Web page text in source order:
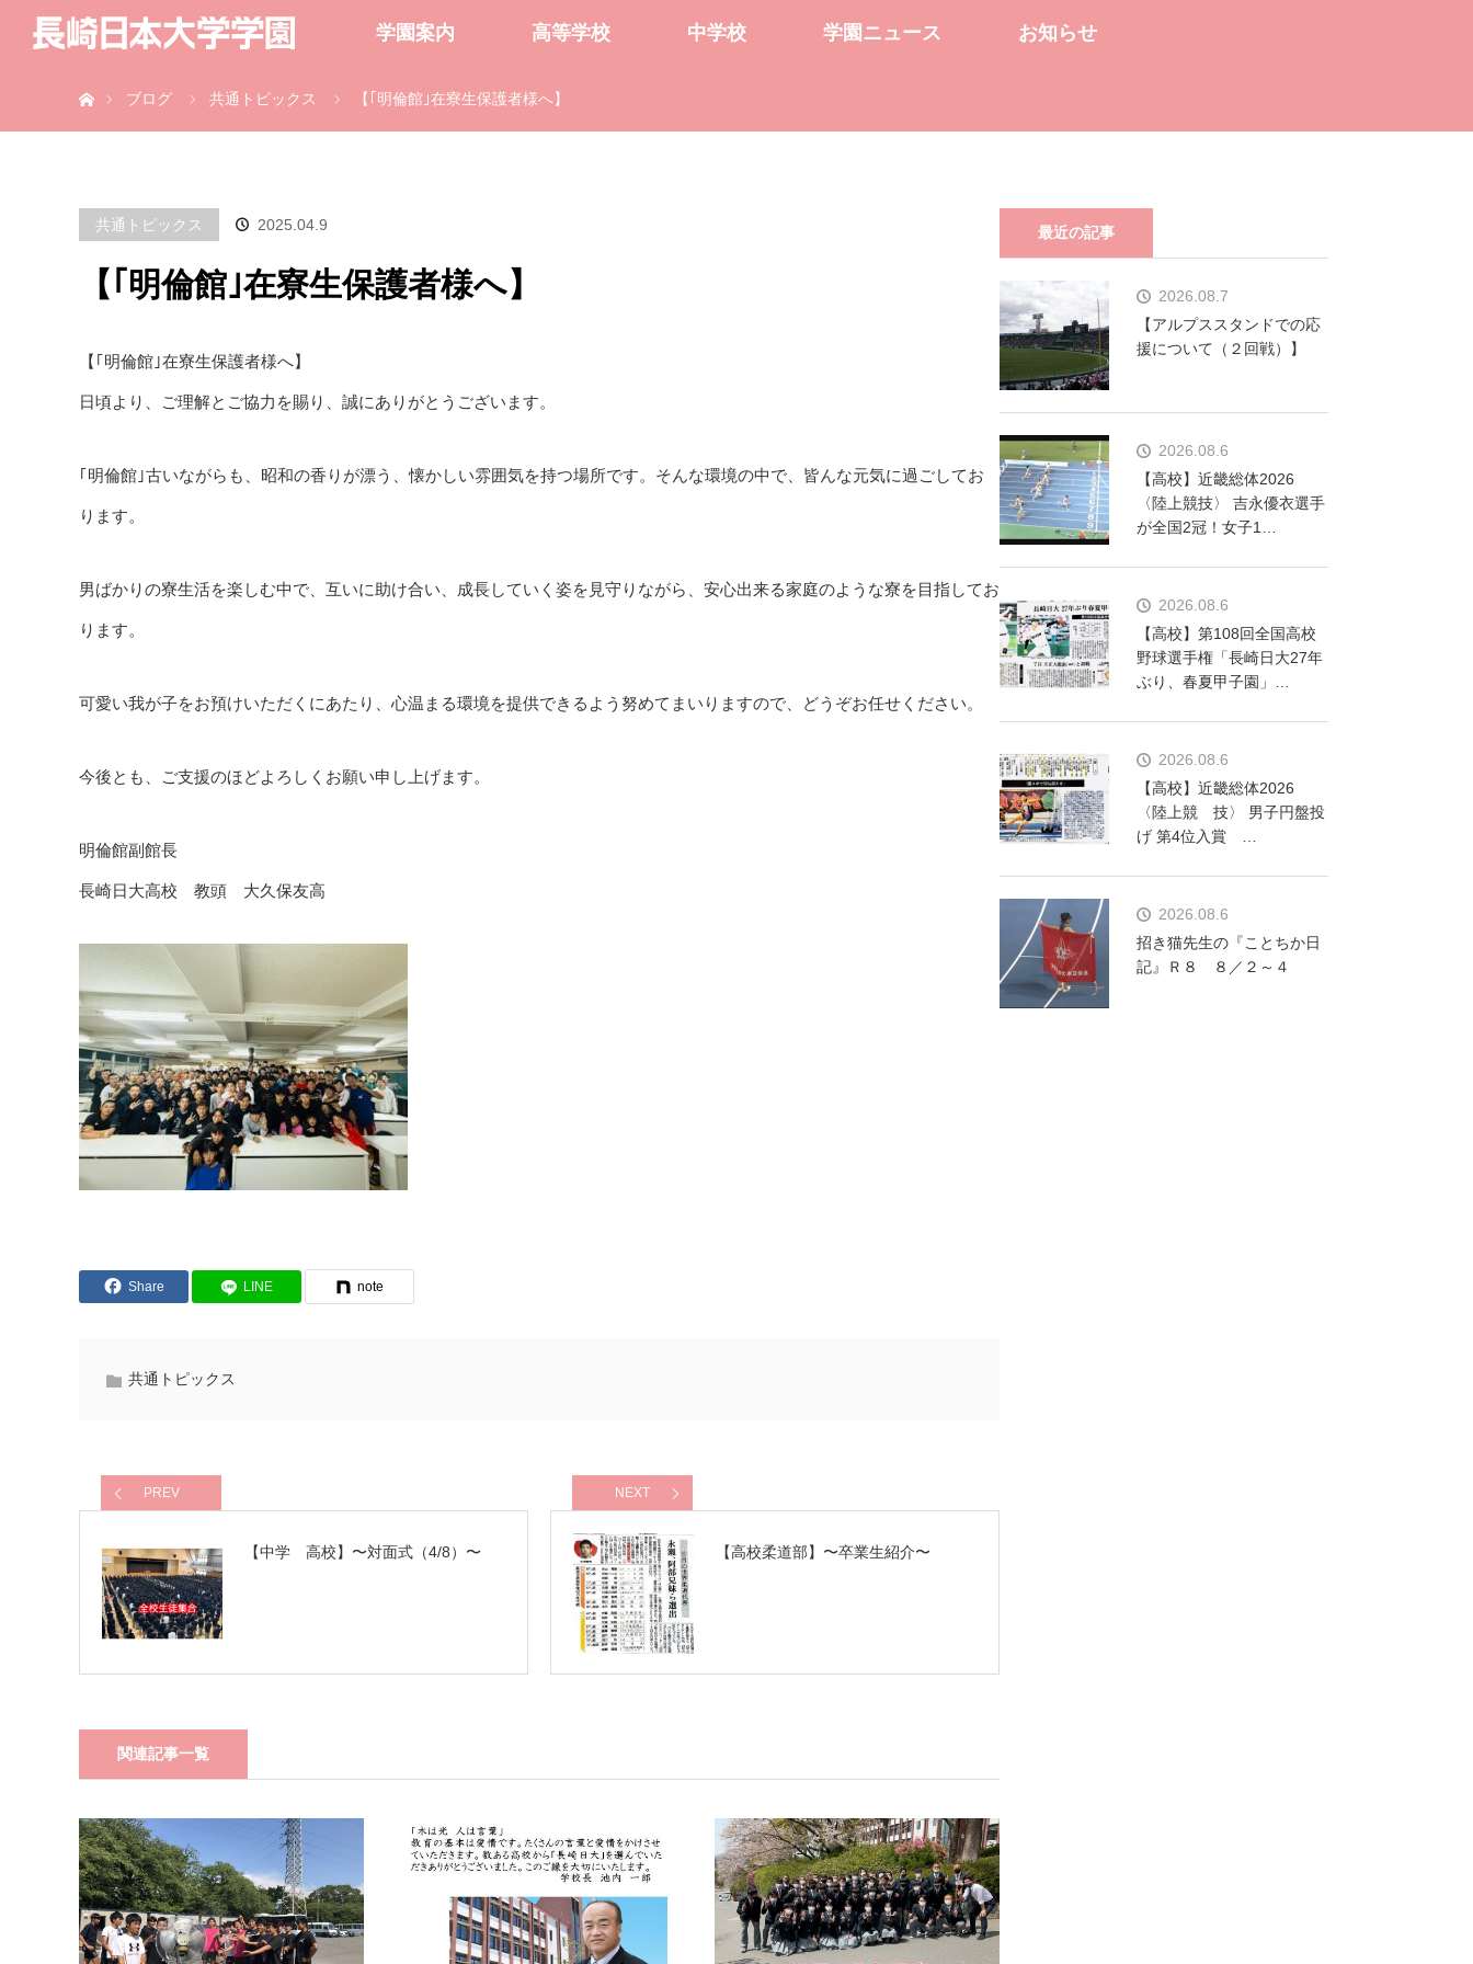
学園案内 高等学校 中学校 学園ニュース お知らせ
ブログ
共通トピックス 【｢明倫館｣在寮生保護者様へ】
共通トピックス 2025.04.9
【｢明倫館｣在寮生保護者様へ】
【｢明倫館｣在寮生保護者様へ】
日頃より、ご理解とご協力を賜り、誠にありがとうございます。
｢明倫館｣古いながらも、昭和の香りが漂う、懐かしい雰囲気を持つ場所です。そんな環境の中で、皆んな元気に過ごしてお
ります。
男ばかりの寮生活を楽しむ中で、互いに助け合い、成長していく姿を見守りながら、安心出来る家庭のような寮を目指してお
ります。
可愛い我が子をお預けいただくにあたり、心温まる環境を提供できるよう努めてまいりますので、どうぞお任せください。
今後とも、ご支援のほどよろしくお願い申し上げます。
明倫館副館長
長崎日大高校 教頭 大久保友高
Share LINE note
共通トピックス
PREV
【中学 高校】〜対面式（4/8）〜
NEXT
【高校柔道部】〜卒業生紹介〜
関連記事一覧
最近の記事
2026.08.7
【アルプススタンドでの応
援について（２回戦）】
2026.08.6
【高校】近畿総体2026
〈陸上競技〉 吉永優衣選手
が全国2冠！女子1…
2026.08.6
【高校】第108回全国高校
野球選手権「長崎日大27年
ぶり、春夏甲子園」…
2026.08.6
【高校】近畿総体2026
〈陸上競 技〉 男子円盤投
げ 第4位入賞 …
2026.08.6
招き猫先生の『ことちか日
記』Ｒ８ ８／２～４